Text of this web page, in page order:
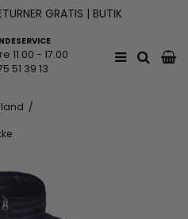
GRATIS | BUTIK
11.00 - 17.00
51 39 13
/